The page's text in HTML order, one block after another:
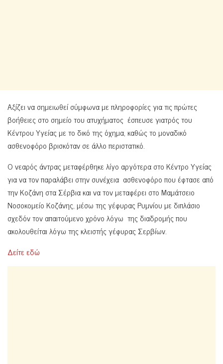
Αξίζει να σημειωθεί σύμφωνα με πληροφορίες για τις πρώτες
βοήθειες στο σημείο του ατυχήματος έσπευσε γιατρός του
Κέντρου Υγείας με το δικό της όχημα, καθώς το μοναδικό
ασθενοφόρο βρισκόταν σε άλλο περιστατικό.
Ο νεαρός άντρας μεταφέρθηκε λίγο αργότερα στο Κέντρο Υγείας
για να τον παραλάβει στην συνέχεια ασθενοφόρο που έφτασε από
την Κοζάνη στα Σέρβια και να τον μεταφέρει στο Μαμάτσειο
Νοσοκομείο Κοζάνης, μέσω της γέφυρας Ρυμνίου με διπλάσιο
σχεδόν τον απαιτούμενο χρόνο λόγω της διαδρομής που
ακολουθείται λόγω της κλειστής γέφυρας Σερβίων.
Δείτε εδώ